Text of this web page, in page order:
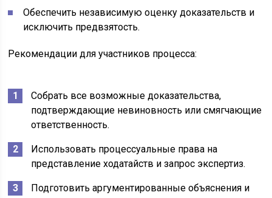
Обеспечить независимую оценку доказательств и
исключить предвзятость.
Рекомендации для участников процесса:
Собрать все возможные доказательства,
подтверждающие невиновность или смягчающие
ответственность.
Использовать процессуальные права на
представление ходатайств и запрос экспертиз.
Подготовить аргументированные объяснения и